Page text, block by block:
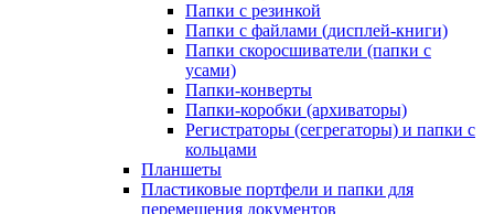
Папки с резинкой
Папки с файлами (дисплей-книги)
Папки скоросшиватели (папки с
усами)
Папки-конверты
Папки-коробки (архиваторы)
Регистраторы (сегрегаторы) и папки с
кольцами
Планшеты
Пластиковые портфели и папки для
перемещения документов